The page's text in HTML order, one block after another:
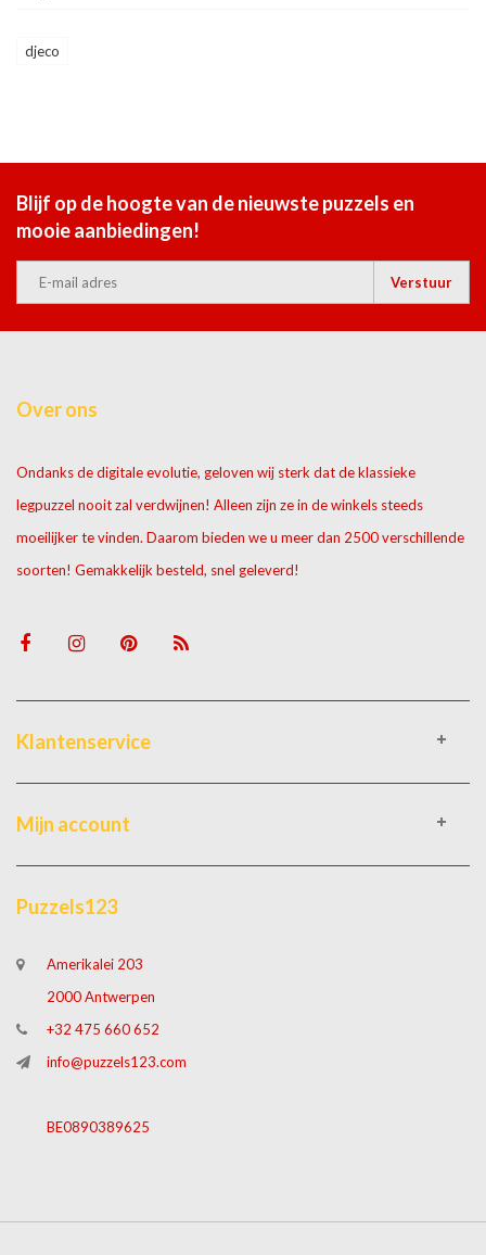
djeco
Blijf op de hoogte van de nieuwste puzzels en
mooie aanbiedingen!
Verstuur
Over ons
Ondanks de digitale evolutie, geloven wij sterk dat de klassieke
legpuzzel nooit zal verdwijnen! Alleen zijn ze in de winkels steeds
moeilijker te vinden. Daarom bieden we u meer dan 2500 verschillende
soorten! Gemakkelijk besteld, snel geleverd!
Klantenservice
Mijn account
Puzzels123
Amerikalei 203
2000 Antwerpen
+32 475 660 652
info@puzzels123.com
BE0890389625